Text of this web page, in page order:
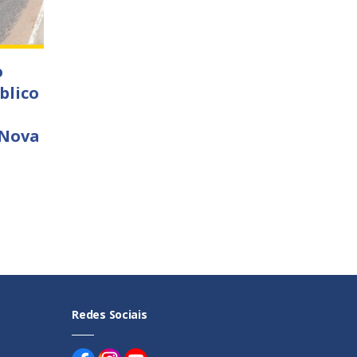
Redes Sociais